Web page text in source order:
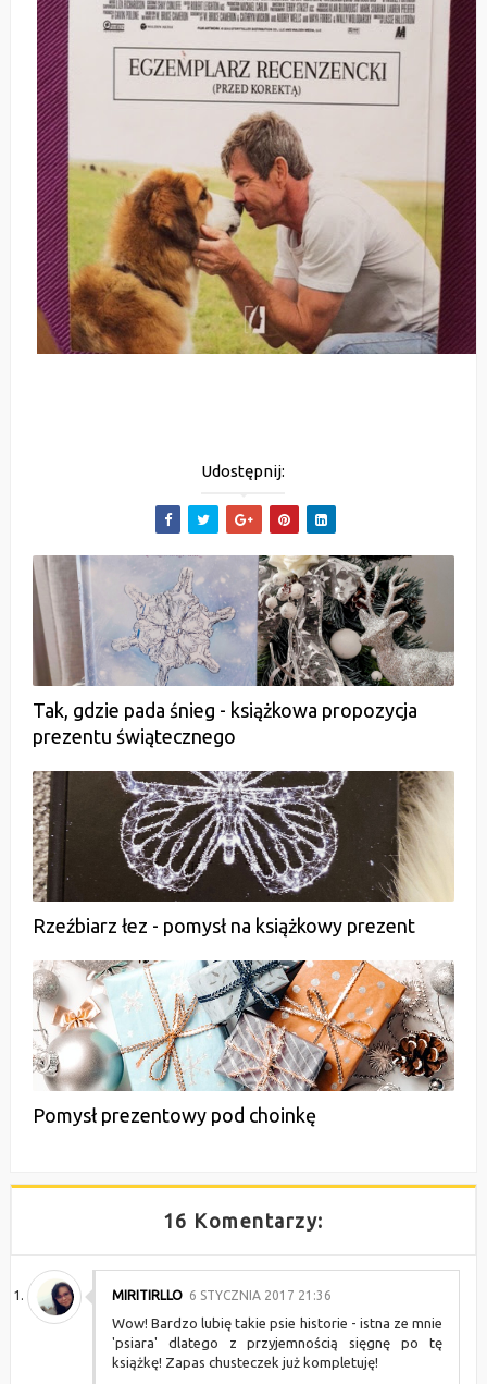
Udostępnij:
Tak, gdzie pada śnieg - książkowa propozycja
prezentu świątecznego
Rzeźbiarz łez - pomysł na książkowy prezent
Pomysł prezentowy pod choinkę
16 Komentarzy:
MIRITIRLLO 6 STYCZNIA 2017 21:36
Wow! Bardzo lubię takie psie historie - istna ze mnie
'psiara' dlatego z przyjemnością sięgnę po tę
książkę! Zapas chusteczek już kompletuję!